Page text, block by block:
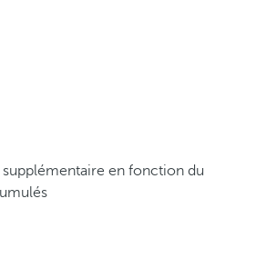
supplémentaire en fonction du